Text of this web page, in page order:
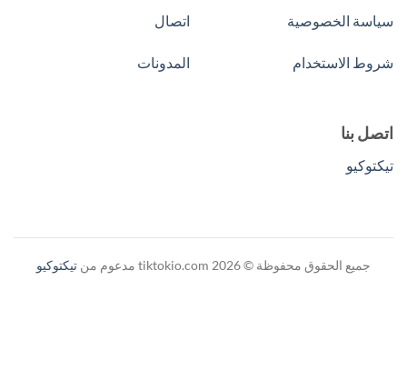
سياسة الخصوصية
شروط الاستخدام
اتصال
المدونات
اتصل بنا
تيكتوكيو
جميع الحقوق محفوظة © 2026 tiktokio.com مدعوم من تيكتوكيو